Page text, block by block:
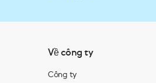
Về công ty
Công ty